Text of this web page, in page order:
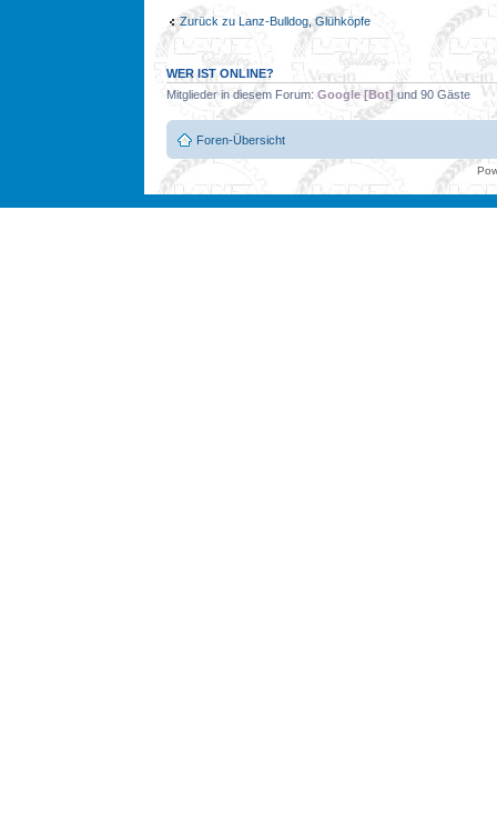
Zurück zu Lanz-Bulldog, Glühköpfe
WER IST ONLINE?
Mitglieder in diesem Forum: Google [Bot] und 90 Gäste
Foren-Übersicht